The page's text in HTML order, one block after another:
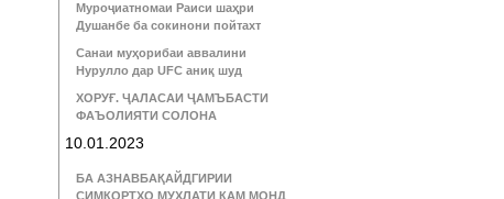
Муроҷиатномаи Раиси шаҳри
Душанбе ба сокинони пойтахт
Санаи муҳорибаи аввалини
Нурулло дар UFC аниқ шуд
ХОРУҒ. ҶАЛАСАИ ҶАМЪБАСТИ
ФАЪОЛИЯТИ СОЛОНА
10.01.2023
БА АЗНАВБАҚАЙДГИРИИ
СИМКОРТҲО МУҲЛАТИ КАМ МОНД